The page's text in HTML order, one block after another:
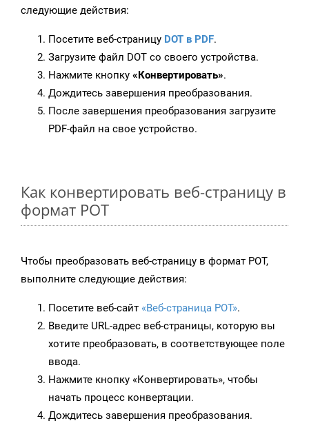
следующие действия:
Посетите веб-страницу DOT в PDF.
Загрузите файл DOT со своего устройства.
Нажмите кнопку «Конвертировать».
Дождитесь завершения преобразования.
После завершения преобразования загрузите
PDF-файл на свое устройство.
Как конвертировать веб-страницу в
формат POT
Чтобы преобразовать веб-страницу в формат POT,
выполните следующие действия:
Посетите веб-сайт «Веб-страница POT».
Введите URL-адрес веб-страницы, которую вы
хотите преобразовать, в соответствующее поле
ввода.
Нажмите кнопку «Конвертировать», чтобы
начать процесс конвертации.
Дождитесь завершения преобразования.